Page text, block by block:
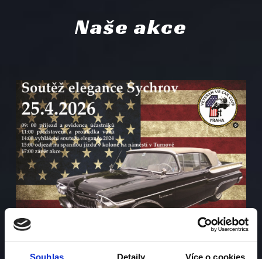
Souhlas Detaily Více o cookies
Naše akce